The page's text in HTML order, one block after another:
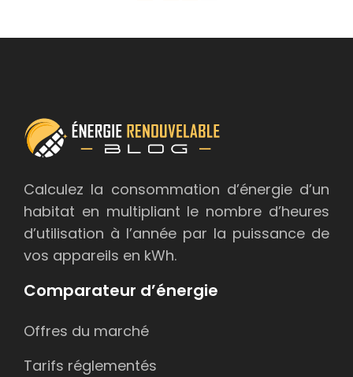
Calculez la consommation d’énergie d’un
habitat en multipliant le nombre d’heures
d’utilisation à l’année par la puissance de
vos appareils en kWh.
Comparateur d’énergie
Offres du marché
Tarifs réglementés